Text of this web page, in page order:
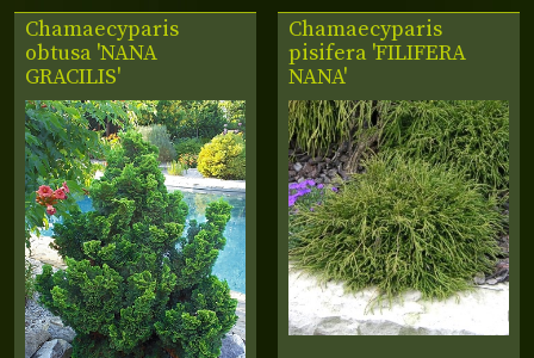
Chamaecyparis
obtusa 'NANA
GRACILIS'
Chamaecyparis
pisifera 'FILIFERA
NANA'